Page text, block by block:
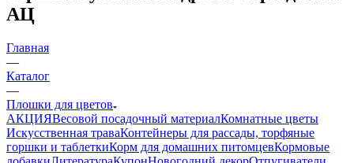
АЦ
Главная
—
Каталог
—
Плошки для цветов
АКЦИЯВесовой посадочный материалКомнатные цветы
Искусственная траваКонтейнеры для рассады, торфяные
горшки и таблеткиКорм для домашних питомцевКормовые